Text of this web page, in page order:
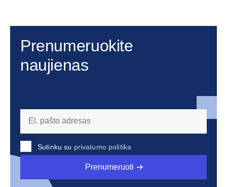
Prenumeruokite
naujienas
Sutinku su privatumo politika
Prenumeruoti